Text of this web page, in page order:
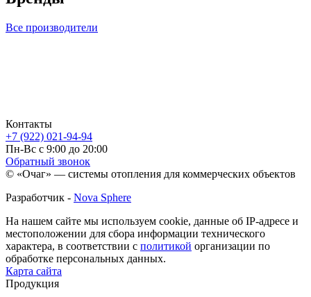
Все производители
Контакты
+7 (922) 021-94-94
Пн-Вс с 9:00 до 20:00
Обратный звонок
© «Очаг» — системы отопления для коммерческих объектов
Разработчик - Nova Sphere
На нашем сайте мы используем cookie, данные об IP-адресе и
местоположении для сбора информации технического
характера, в соответствии с политикой организации по
обработке персональных данных.
Карта сайта
Продукция